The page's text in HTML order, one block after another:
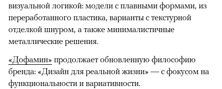
визуальной логикой: модели с плавными формами, из
переработанного пластика, варианты с текстурной
отделкой шнуром, а также минималистичные
металлические решения.
«Дофамин» продолжает обновленную философию
бренда: «Дизайн для реальной жизни» — с фокусом на
функциональности и вариативности.